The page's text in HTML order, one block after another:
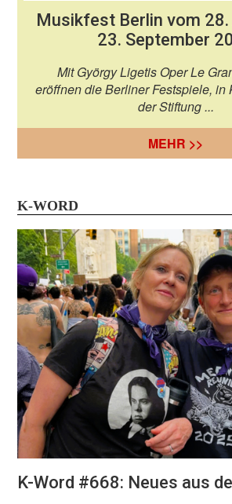
Musikfest Berlin vom
23. September
Mit György Ligetis Oper Le
eröffnen die Berliner Festspiele, in
der Stiftung ...
MEHR >>
K-WORD
K-Word #668: Neues aus